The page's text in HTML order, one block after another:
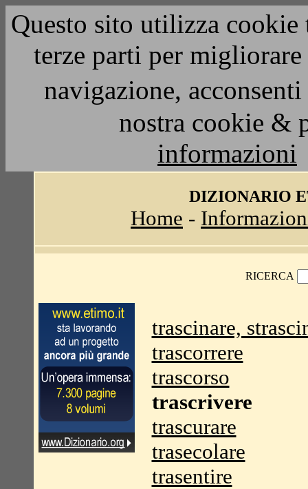
Questo sito utilizza
terze parti per
navigazione,
nostra cookie &
informazioni
DIZIONARIO
Home -
RICERCA
trascinare,
trascorrere
trascorso
trascrivere
trascurare
trasecolare
trasentire